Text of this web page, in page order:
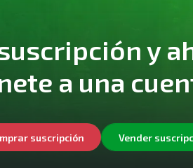
y
a una
suscripción Vender